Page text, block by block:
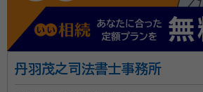
丹羽茂之司法書士事務所